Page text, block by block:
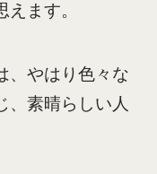
ます。
、やはり色々な
、素晴らしい人